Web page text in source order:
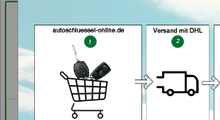
Meister Grüner (in
München)
Händlerprofil
Schlüsseldienst
Possienke (in
Händlerprofil